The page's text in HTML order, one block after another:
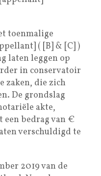
toenmalige
( [B] & [C] )
laten leggen op
in conservatoir
zaken, die zich
De grondslag
akte,
bedrag van €
verschuldigd te
2019 van de